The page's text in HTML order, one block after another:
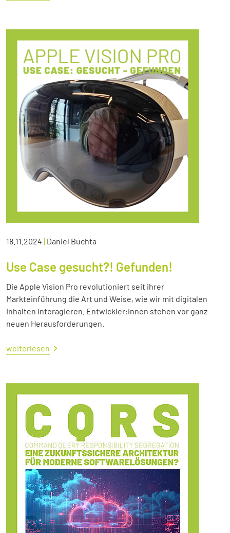
18.11.2024 | Daniel Buchta
Use Case gesucht?! Gefunden!
Die Apple Vision Pro revolutioniert seit ihrer
Markteinführung die Art und Weise, wie wir mit digitalen
Inhalten interagieren. Entwickler:innen stehen vor ganz
neuen Herausforderungen.
weiterlesen